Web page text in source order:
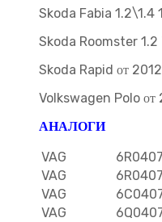
Skoda Fabia 1.2\1.4
Skoda Roomster
Skoda Rapid от
Volkswagen Polo от
АНАЛОГИ
VAG
VAG
VAG
VAG